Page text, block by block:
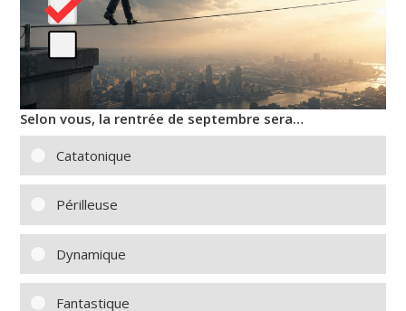
Selon vous, la rentrée de septembre sera…
Catatonique
Périlleuse
Dynamique
Fantastique